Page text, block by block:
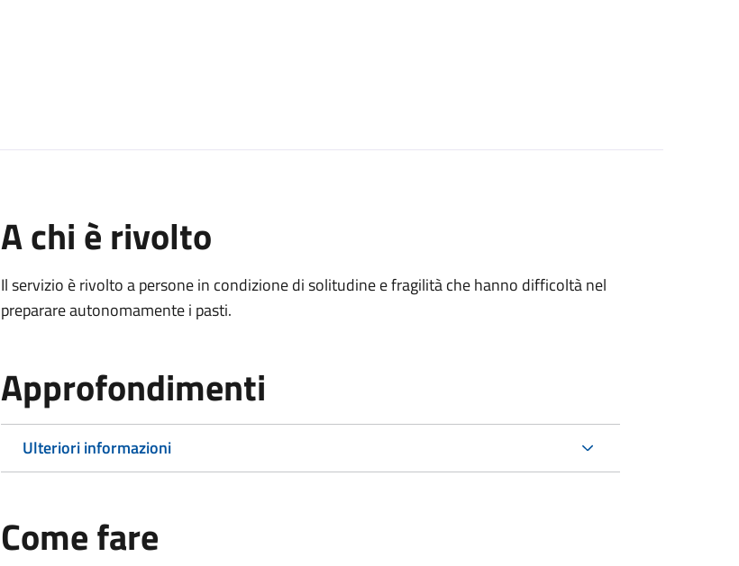
A chi è rivolto
Il servizio è rivolto a persone in condizione di solitudine e fragilità che hanno difficoltà nel
preparare autonomamente i pasti.
Approfondimenti
Ulteriori informazioni
Come fare